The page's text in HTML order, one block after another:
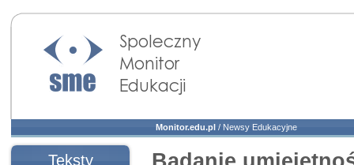
Społeczny Monitor
Edukacji
Monitor.edu.pl / Newsy Edukacyjne
Teksty